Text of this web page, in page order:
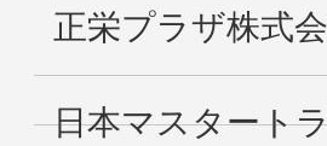
正栄プラザ株式
日本マスタート